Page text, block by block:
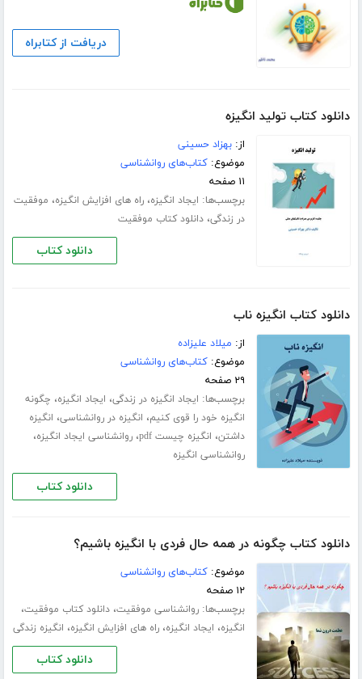
دریافت از کتابراه
دانلود کتاب تولید انگیزه
از:بهزاد حسینی
موضوع:کتاب‌های روانشناسی
۱۱ صفحه
برچسب‌ها: ایجاد انگیزه،راه های افزایش انگیزه، موفقیت
در زندگی،دانلود کتاب موفقیت
دانلود کتاب
دانلود کتاب انگیزه ناب
از: میلاد علیزاده
موضوع:کتاب‌های روانشناسی
۲۹ صفحه
برچسب‌ها: ایجاد انگیزه در زندگی، ایجاد انگیزه، چگونه
انگیزه خود را قوی کنیم، انگیزه در روانشناسی، انگیزه
داشتن، انگیزه چیست pdf ،روانشناسی ایجاد انگیزه،
روانشناسی انگیزه
دانلود کتاب
دانلود کتاب چگونه در همه حال فردی با انگیزه باشیم؟
موضوع:کتاب‌های روانشناسی
۱۲ صفحه
برچسب‌ها:روانشناسی موفقیت،دانلود کتاب موفقیت،
انگیزه، ایجاد انگیزه،راه های افزایش انگیزه، انگیزه زندگی
دانلود کتاب